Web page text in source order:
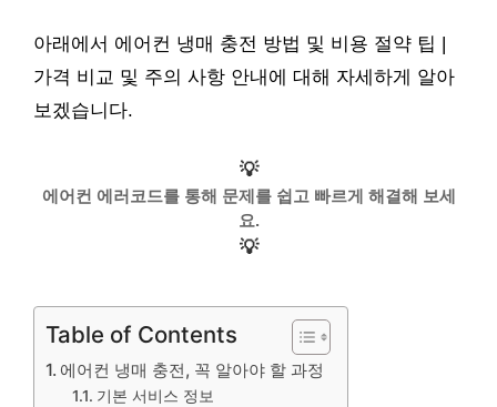
아래에서 에어컨 냉매 충전 방법 및 비용 절약 팁 |
가격 비교 및 주의 사항 안내에 대해 자세하게 알아
보겠습니다.
💡
에어컨 에러코드를 통해 문제를 쉽고 빠르게 해결해 보세
요.
💡
Table of Contents
에어컨 냉매 충전, 꼭 알아야 할 과정
기본 서비스 정보